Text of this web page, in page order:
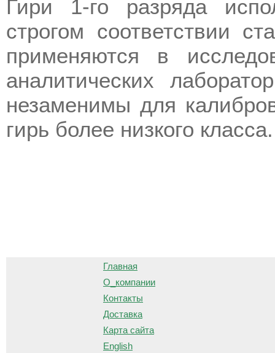
Гири 1-го разряда
строгом соответствии
применяются в
аналитических
незаменимы для
гирь более низкого класса.
Главная
О_компании
Контакты
Доставка
Карта сайта
English